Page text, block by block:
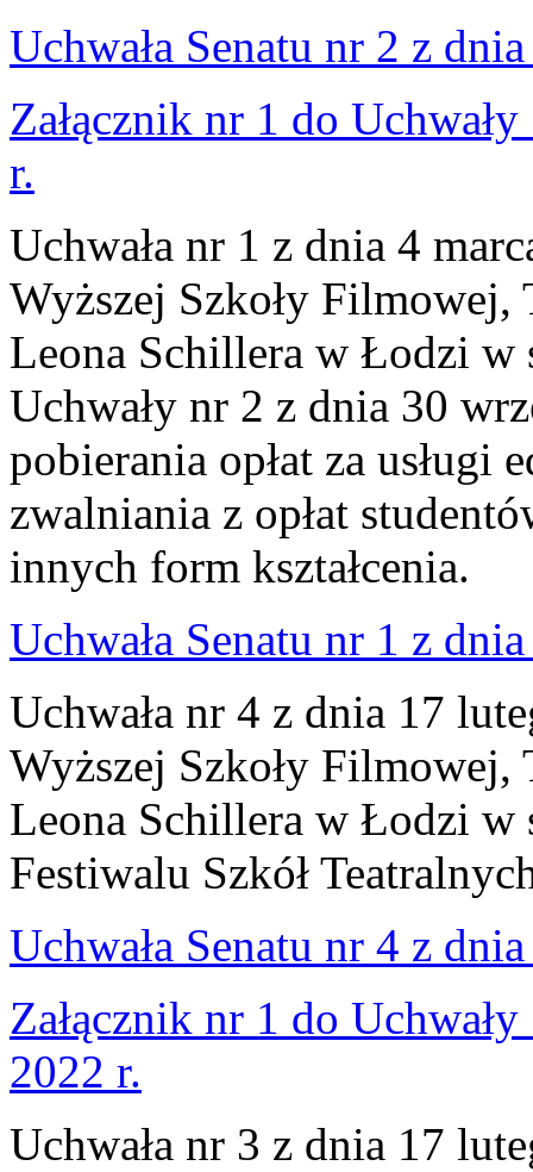
Uchwała Senatu nr 2 z
Załącznik nr 1 do
r.
Uchwała nr 1 z dnia 4
Wyższej Szkoły
Leona Schillera w Łodzi w
Uchwały nr 2 z dnia 30
pobierania opłat za
zwalniania z opłat
innych form kształcenia.
Uchwała Senatu nr 1 z
Uchwała nr 4 z dnia 17
Wyższej Szkoły
Leona Schillera w Łodzi
Festiwalu Szkół
Uchwała Senatu nr 4 z
Załącznik nr 1 do
2022 r.
Uchwała nr 3 z dnia 17